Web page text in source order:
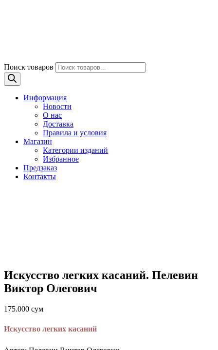
Поиск товаров
Информация
Новости
О нас
Доставка
Правила и условия
Магазин
Категории изданий
Избранное
Предзаказ
Контакты
Искусство легких касаний. Пелевин
Виктор Олегович
175.000 сум
Искусство легких касаний